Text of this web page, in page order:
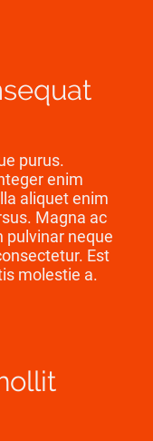
purus.
enim
aliquet enim
Magna ac
pulvinar neque
Est
molestie a.